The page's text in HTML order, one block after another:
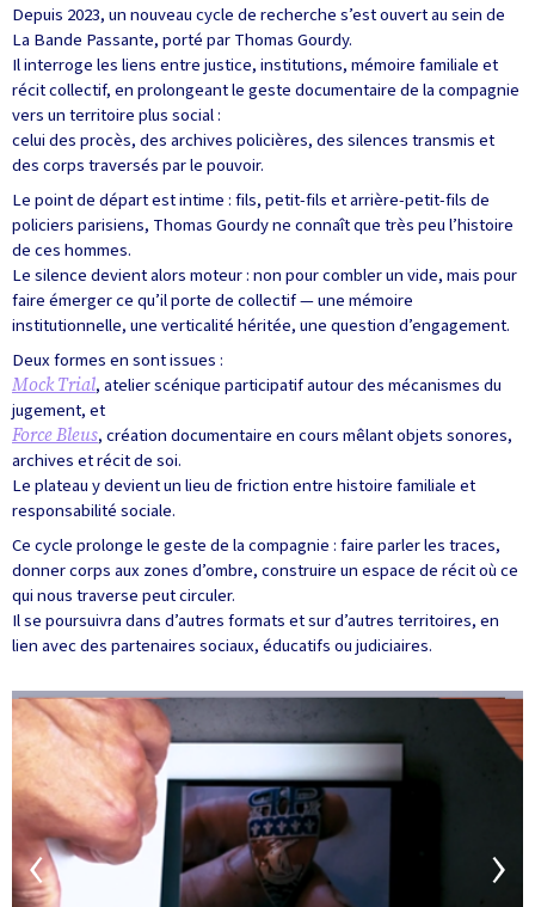
Depuis 2023, un nouveau cycle de recherche s’est ouvert au sein de
La Bande Passante, porté par Thomas Gourdy.
Il interroge les liens entre justice, institutions, mémoire familiale et
récit collectif, en prolongeant le geste documentaire de la compagnie
vers un territoire plus social :
celui des procès, des archives policières, des silences transmis et
des corps traversés par le pouvoir.
Le point de départ est intime : fils, petit-fils et arrière-petit-fils de
policiers parisiens, Thomas Gourdy ne connaît que très peu l’histoire
de ces hommes.
Le silence devient alors moteur : non pour combler un vide, mais pour
faire émerger ce qu’il porte de collectif — une mémoire
institutionnelle, une verticalité héritée, une question d’engagement.
Deux formes en sont issues :
Mock Trial, atelier scénique participatif autour des mécanismes du
jugement, et
Force Bleus, création documentaire en cours mêlant objets sonores,
archives et récit de soi.
Le plateau y devient un lieu de friction entre histoire familiale et
responsabilité sociale.
Ce cycle prolonge le geste de la compagnie : faire parler les traces,
donner corps aux zones d’ombre, construire un espace de récit où ce
qui nous traverse peut circuler.
Il se poursuivra dans d’autres formats et sur d’autres territoires, en
lien avec des partenaires sociaux, éducatifs ou judiciaires.